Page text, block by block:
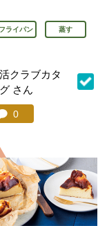
フライパン 蒸す
クラブカタ
さん
り登録：
録
コメント：
0件。コメントを見る